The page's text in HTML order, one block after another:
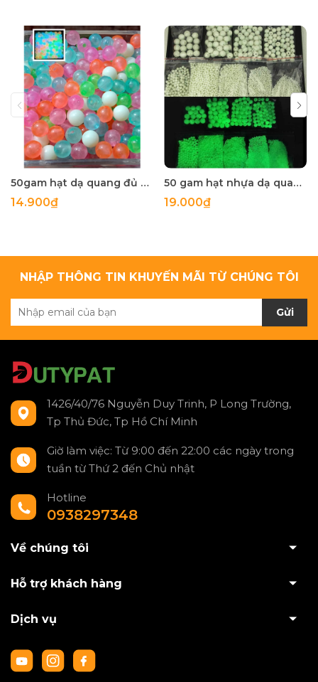
50gam hạt dạ quang đủ màu 6mm, 8mm, 10mm, 12mm, hạt nhựa tròn
14.900₫
50 gam hạt nhựa dạ quang tròn đủ size 4mm, 5mm, 6mm, 8mm, 10mm, 12mm, 14mm, 16mm ,18mm , 10mm, 22mm, 25mm
19.000₫
NHẬP THÔNG TIN KHUYẾN MÃI TỪ CHÚNG TÔI
Gửi
1426/40/76 Nguyễn Duy Trinh, P Long Trường,
Tp Thủ Đức, Tp Hồ Chí Minh
Giờ làm việc: Từ 9:00 đến 22:00 các ngày trong
tuần từ Thứ 2 đến Chủ nhật
Hotline
0938297348
Về chúng tôi
Hỗ trợ khách hàng
Dịch vụ